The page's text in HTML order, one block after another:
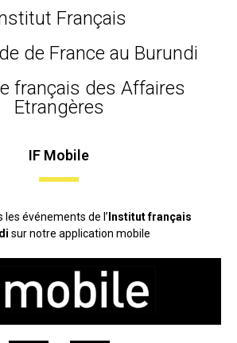
Français
de France au Burundi
français des Affaires
Etrangères
IF Mobile
événements de l’Institut français
sur notre application mobile